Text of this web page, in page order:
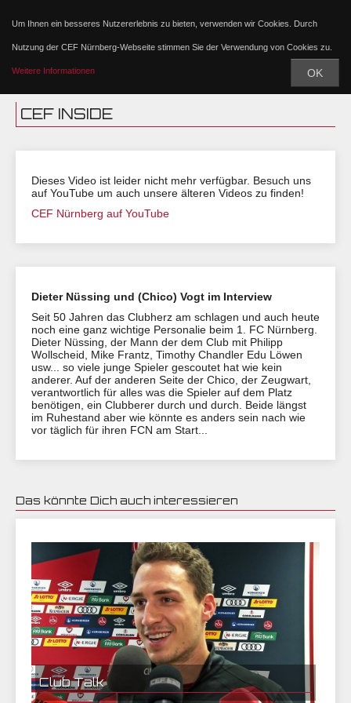
Um Ihnen ein besseres Nutzererlebnis zu bieten, verwenden wir Cookies. Durch
Nutzung der CEF Nürnberg-Webseite stimmen Sie der Verwendung von Cookies zu.
Weitere Informationen OK
CEF INSIDE
Dieses Video ist leider nicht mehr verfügbar. Besuch uns
auf YouTube um auch unsere älteren Videos zu finden!
CEF Nürnberg auf YouTube
Dieter Nüssing und (Chico) Vogt im Interview
Seit 50 Jahren das Clubherz am schlagen und auch heute
noch eine ganz wichtige Personalie beim 1. FC Nürnberg.
Dieter Nüssing, der Mann der dem Club mit Philipp
Wollscheid, Mike Frantz, Timothy Chandler Edu Löwen
usw... so viele junge Spieler gescoutet hat wie kein
anderer. Auf der anderen Seite der Chico, der Zeugwart,
verantwortlich für alles was die Spieler auf dem Platz
benötigen, ein Clubberer durch und durch. Beide längst
im Ruhestand aber wie könnte es anders sein nach wie
vor täglich für ihren FCN am Start...
Das könnte Dich auch interessieren
23.11.2017 08:54 | CEF Nürnberg
Club Talk
28.11.2017 18:07 | CEF Nürnberg